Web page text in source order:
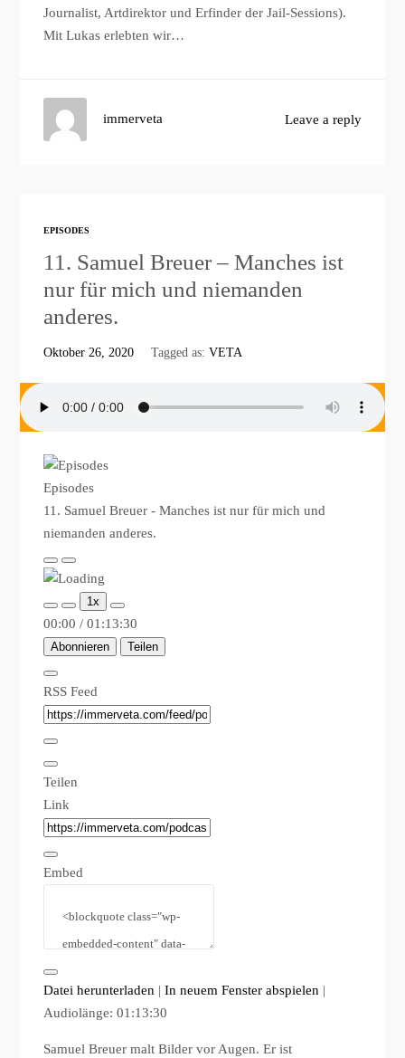
Journalist, Artdirektor und Erfinder der Jail-Sessions).
Mit Lukas erlebten wir…
Leave a reply
immerveta
EPISODES
11. Samuel Breuer – Manches ist
nur für mich und niemanden
anderes.
Oktober 26, 2020 Tagged as:VETA
Episodes
11. Samuel Breuer - Manches ist nur für mich und
niemanden anderes.
Play
Episode
Pause
Episode
1x
00:00 / 01:13:30
Abonnieren Teilen
RSS Feed
Teilen
Link
Embed
Datei herunterladen |In neuem Fenster abspielen |
Audiolänge: 01:13:30
Samuel Breuer malt Bilder vor Augen. Er ist